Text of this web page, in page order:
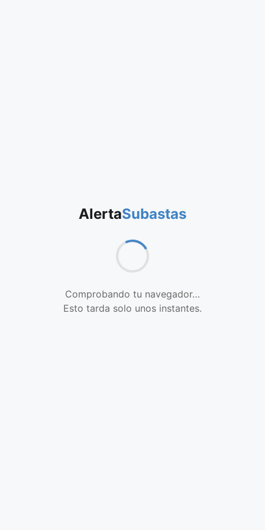
AlertaSubastas
Comprobando tu navegador…
Esto tarda solo unos instantes.